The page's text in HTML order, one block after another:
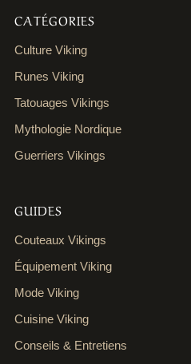
CATÉGORIES
Culture Viking
Runes Viking
Tatouages Vikings
Mythologie Nordique
Guerriers Vikings
GUIDES
Couteaux Vikings
Équipement Viking
Mode Viking
Cuisine Viking
Conseils & Entretiens